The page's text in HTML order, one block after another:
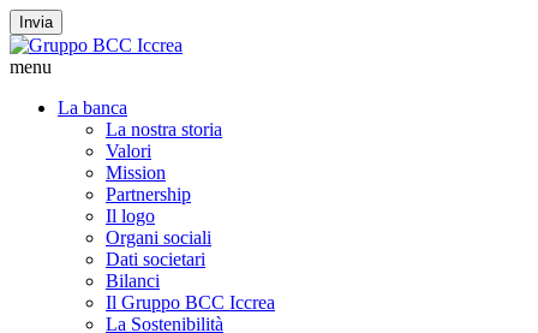
Invia
menu
La banca
La nostra storia
Valori
Mission
Partnership
Il logo
Organi sociali
Dati societari
Bilanci
Il Gruppo BCC Iccrea
La Sostenibilità